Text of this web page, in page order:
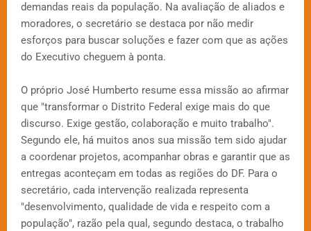
demandas reais da população. Na avaliação de aliados e
moradores, o secretário se destaca por não medir
esforços para buscar soluções e fazer com que as ações
do Executivo cheguem à ponta.
O próprio José Humberto resume essa missão ao afirmar
que "transformar o Distrito Federal exige mais do que
discurso. Exige gestão, colaboração e muito trabalho".
Segundo ele, há muitos anos sua missão tem sido ajudar
a coordenar projetos, acompanhar obras e garantir que as
entregas aconteçam em todas as regiões do DF. Para o
secretário, cada intervenção realizada representa
"desenvolvimento, qualidade de vida e respeito com a
população", razão pela qual, segundo destaca, o trabalho